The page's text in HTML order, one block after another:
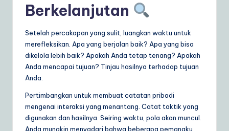
Berkelanjutan
Setelah percakapan yang sulit, luangkan waktu untuk
merefleksikan. Apa yang berjalan baik? Apa yang bisa
dikelola lebih baik? Apakah Anda tetap tenang? Apakah
Anda mencapai tujuan? Tinjau hasilnya terhadap tujuan
Anda.
Pertimbangkan untuk membuat catatan pribadi
mengenai interaksi yang menantang. Catat taktik yang
digunakan dan hasilnya. Seiring waktu, pola akan muncul.
Anda mungkin menyadari bahwa beberapa pemangku